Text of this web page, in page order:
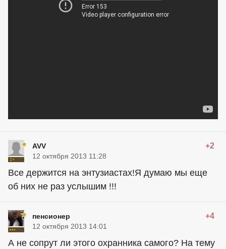
AVV +2
12 октября 2013 11:28
Все держится на энтузиастах!Я думаю мы еще
об них не раз услышим !!!
пенсионер +4
12 октября 2013 14:01
А не сопрут ли этого охранника самого? На тему